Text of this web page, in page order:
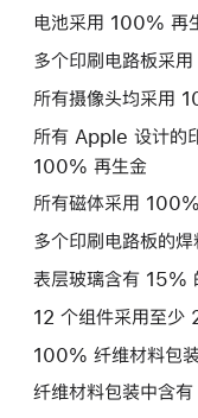
电池采用 100% 再
多个印刷电路板采
所有摄像头均采用
所有 Apple 设计的
100% 再生金
所有磁体采用
多个印刷电路板的
表层玻璃含有 15%
12 个组件采用至少
100% 纤维材料包
纤维材料包装中含